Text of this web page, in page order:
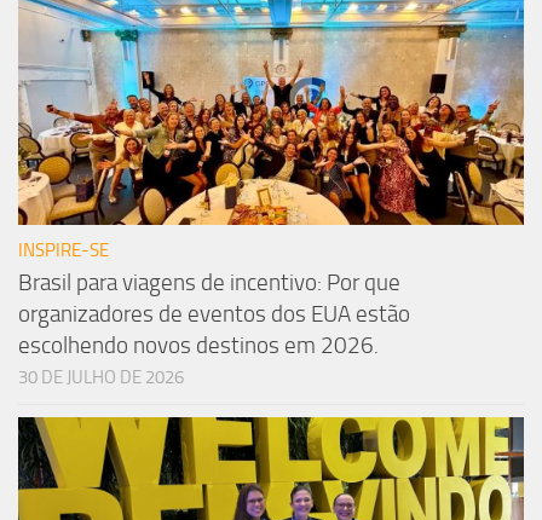
INSPIRE-SE
Brasil para viagens de incentivo: Por que
organizadores de eventos dos EUA estão
escolhendo novos destinos em 2026.
30 DE JULHO DE 2026